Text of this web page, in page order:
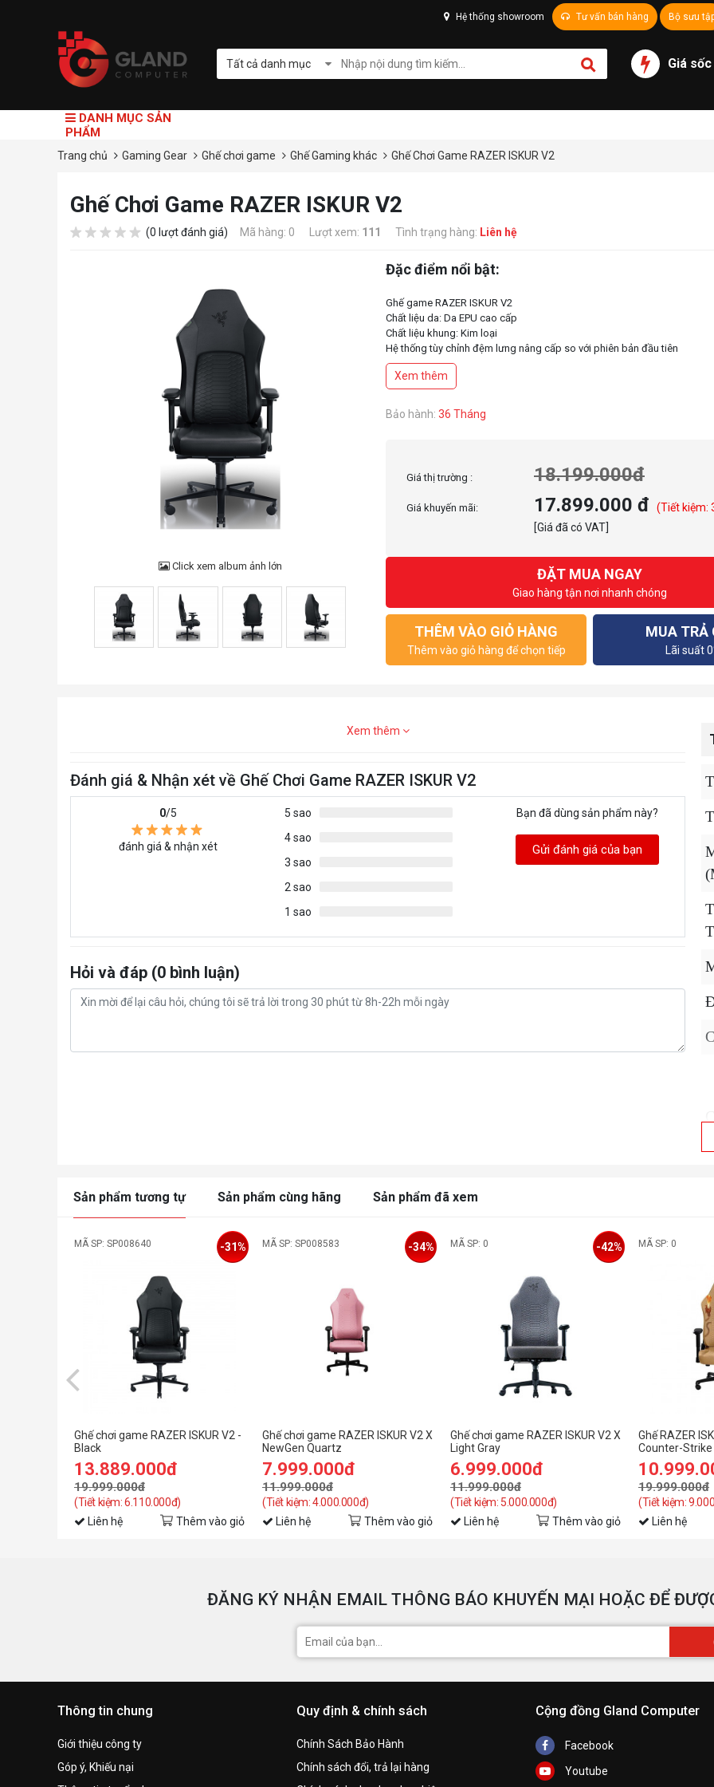
Hệ thống showroom Tư vấn bán hàng Bộ sưu
Tất cả danh mục Giá sốc
DANH MỤC SẢN
PHẨM
Trang chủ Gaming Gear Ghế chơi game Ghế Gaming khác Ghế Chơi Game RAZER ISKUR V2
Ghế Chơi Game RAZER ISKUR V2
(0 lượt đánh giá) Mã hàng: 0 Lượt xem: 111 Tình trạng hàng: Liên hệ
Click xem album ảnh lớn
Đặc điểm nổi bật:
Ghế game RAZER ISKUR V2
Chất liệu da: Da EPU cao cấp
Chất liệu khung: Kim loại
Hệ thống tùy chỉnh đệm lưng nâng cấp so với phiên bản đầu tiên
Đệm xốp mật độ cao, mang lại cảm giác thoải mái khi ngồi lâu
Kê tay 4D
Trụ thủy lực Class 4
Xem thêm
Bảo hành: 36 Tháng
Giá thị trường : 18.199.000đ
Giá khuyến mãi: 17.899.000 đ
(Tiết kiệm:
[Giá đã có VAT]
ĐẶT MUA NGAY
Giao hàng tận nơi nhanh chóng
THÊM VÀO GIỎ HÀNG
Thêm vào giỏ hàng để chọn tiếp
MUA TRẢ
Lãi suất
Xem thêm
Đánh giá & Nhận xét về Ghế Chơi Game RAZER ISKUR V2
0/5
đánh giá & nhận xét
5 sao
4 sao
3 sao
2 sao
1 sao
Bạn đã dùng sản phẩm này?
Gửi đánh giá của bạn
Hỏi và đáp (0 bình luận)
Sản phẩm tương tự Sản phẩm cùng hãng Sản phẩm đã xem
MÃ SP: SP008640
Ghế chơi game RAZER ISKUR V2 -
Black
13.889.000đ
19.999.000đ
(Tiết kiệm: 6.110.000đ)
-31%
Liên hệ Thêm vào giỏ
MÃ SP: SP008583
Ghế chơi game RAZER ISKUR V2 X
NewGen Quartz
7.999.000đ
11.999.000đ
(Tiết kiệm: 4.000.000đ)
-34%
Liên hệ Thêm vào giỏ
MÃ SP: 0
Ghế chơi game RAZER ISKUR V2 X
Light Gray
6.999.000đ
11.999.000đ
(Tiết kiệm: 5.000.000đ)
-42%
Liên hệ Thêm vào giỏ
MÃ SP: 0
Ghế RAZER
Counter-Strike
19.999.000đ
(Tiết kiệm:
Liên hệ
ĐĂNG KÝ NHẬN EMAIL THÔNG BÁO KHUYẾN MẠI HOẶC ĐỂ
Thông tin chung
Giới thiệu công ty
Góp ý, Khiếu nại
Quy định & chính sách
Chính Sách Bảo Hành
Chính sách đổi, trả lại hàng
Cộng đồng Gland Computer
Facebook
Youtube